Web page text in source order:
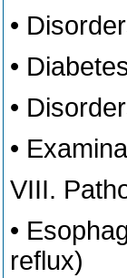
•
•
•
•
VIII.
•
reflux)